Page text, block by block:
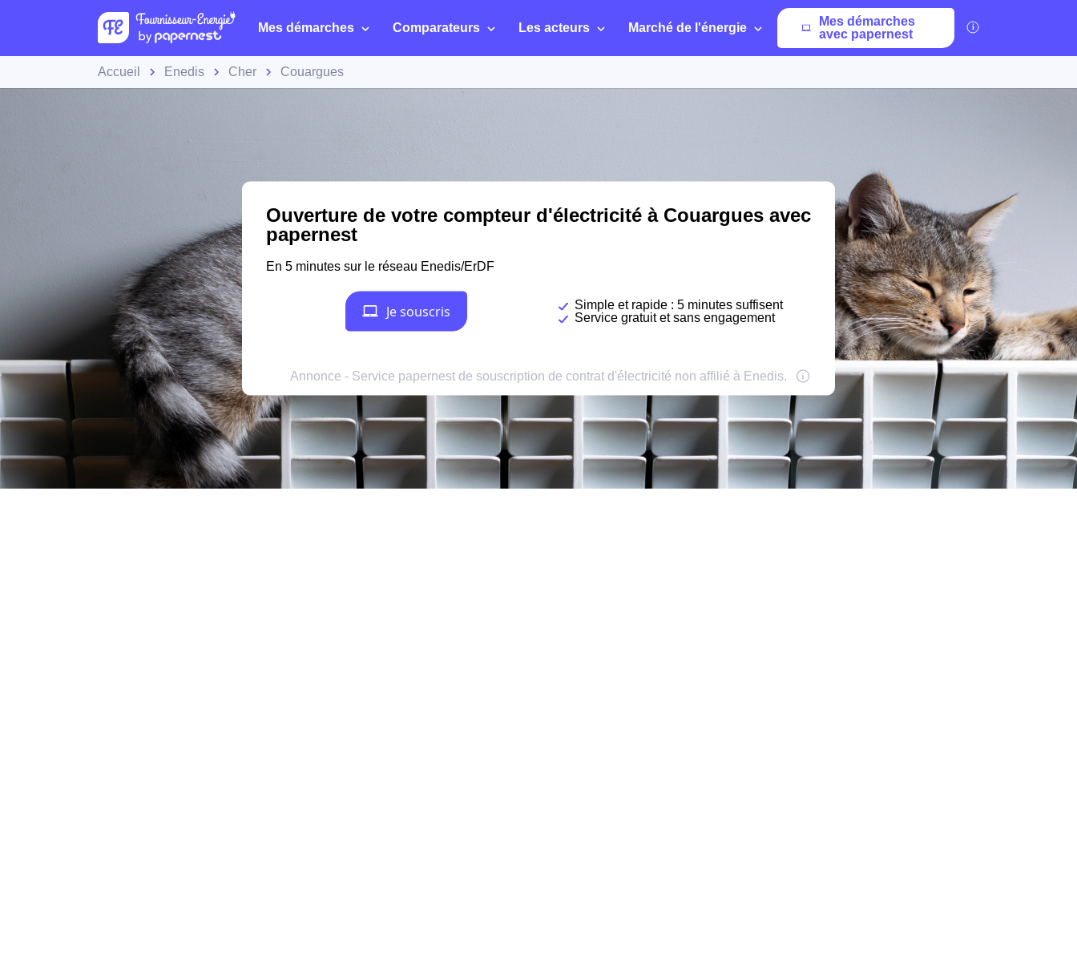
Mes démarches Comparateurs Les acteurs Marché de l'énergie
Mes démarches
avec papernest
Accueil Enedis Cher Couargues